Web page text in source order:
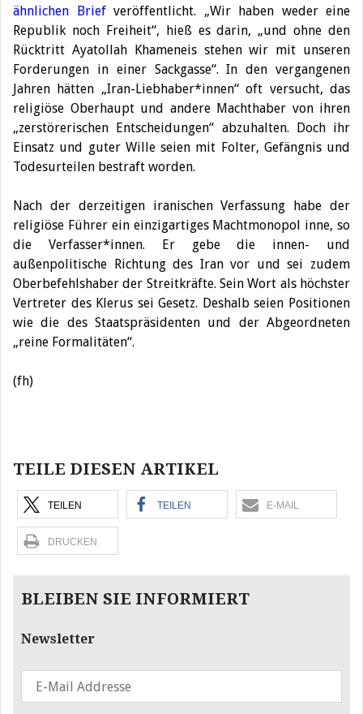
ähnlichen Brief veröffentlicht. „Wir haben weder eine
Republik noch Freiheit“, hieß es darin, „und ohne den
Rücktritt Ayatollah Khameneis stehen wir mit unseren
Forderungen in einer Sackgasse“. In den vergangenen
Jahren hätten „Iran-Liebhaber*innen“ oft versucht, das
religiöse Oberhaupt und andere Machthaber von ihren
„zerstörerischen Entscheidungen“ abzuhalten. Doch ihr
Einsatz und guter Wille seien mit Folter, Gefängnis und
Todesurteilen bestraft worden.
Nach der derzeitigen iranischen Verfassung habe der
religiöse Führer ein einzigartiges Machtmonopol inne, so
die Verfasser*innen. Er gebe die innen- und
außenpolitische Richtung des Iran vor und sei zudem
Oberbefehlshaber der Streitkräfte. Sein Wort als höchster
Vertreter des Klerus sei Gesetz. Deshalb seien Positionen
wie die des Staatspräsidenten und der Abgeordneten
„reine Formalitäten“.
(fh)
TEILE DIESEN ARTIKEL
TEILEN TEILEN E-MAIL
DRUCKEN
BLEIBEN SIE INFORMIERT
Newsletter